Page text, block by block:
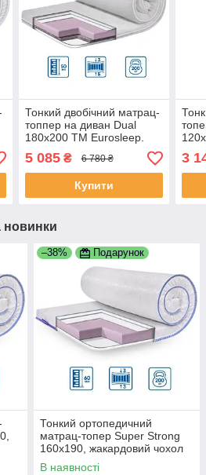
Тонкий двобічний матрац-
топпер на диван Dual
180x200 TM Eurosleep.
5 085₴ 6 780 ₴
Купити
3
новинки
–38% Подарунок
Тонкий ортопедичний
матрац-топер Super Strong
160x190, жакардовий чохол
EuroSleep
В наявності